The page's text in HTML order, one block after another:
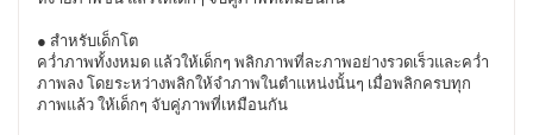
● สำหรับเด็กโต
คว่ำภาพทั้งงหมด แล้วให้เด็กๆ พลิกภาพที่ละภาพอย่างรวดเร็วและคว่ำ
ภาพลง โดยระหว่างพลิกให้จำภาพในตำแหน่งนั้นๆ เมื่อพลิกครบทุก
ภาพแล้ว ให้เด็กๆ จับคู่ภาพที่เหมือนกัน